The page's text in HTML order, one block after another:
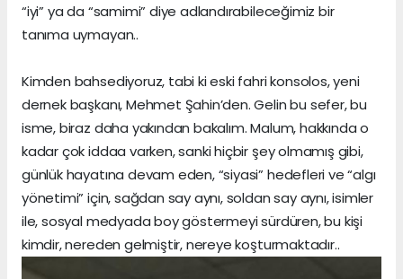
“iyi” ya da “samimi” diye adlandırabileceğimiz bir
tanıma uymayan..
Kimden bahsediyoruz, tabi ki eski fahri konsolos, yeni
dernek başkanı, Mehmet Şahin’den. Gelin bu sefer, bu
isme, biraz daha yakından bakalım. Malum, hakkında o
kadar çok iddaa varken, sanki hiçbir şey olmamış gibi,
günlük hayatına devam eden, “siyasi” hedefleri ve “algı
yönetimi” için, sağdan say aynı, soldan say aynı, isimler
ile, sosyal medyada boy göstermeyi sürdüren, bu kişi
kimdir, nereden gelmiştir, nereye koşturmaktadır..